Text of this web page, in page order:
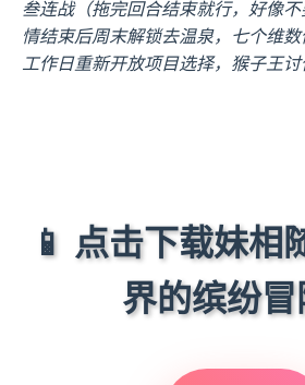
叁连战（拖完回合结束就行，好像
情结束后周末解锁去温泉，七个维数
工作日重新开放项目选择，猴子王讨
📱 点击下载妹相
界的缤纷